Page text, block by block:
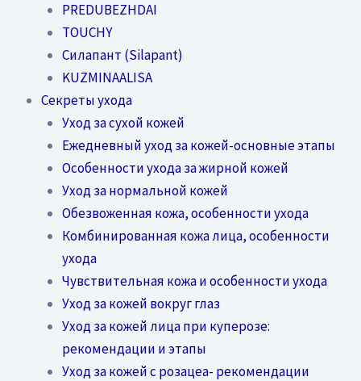
PREDUBEZHDAI
TOUCHY
Силапант (Silapant)
KUZMINAALISA
Секреты ухода
Уход за сухой кожей
Ежедневный уход за кожей-основные этапы
Особенности ухода за жирной кожей
Уход за нормальной кожей
Обезвоженная кожа, особенности ухода
Комбинированная кожа лица, особенности
ухода
Чувствительная кожа и особенности ухода
Уход за кожей вокруг глаз
Уход за кожей лица при куперозе:
рекомендации и этапы
Уход за кожей с розацеа- рекомендации